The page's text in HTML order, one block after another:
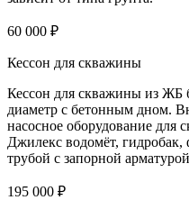
60 000 ₽
Кессон для скважины
Кессон для скважины из ЖБ
диаметр с бетонным дном.
насосное оборудование
Джилекс водомёт, гидробак,
трубой с запорной
195 000 ₽